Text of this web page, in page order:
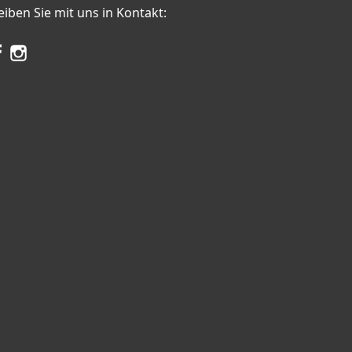
Sie mit uns in Kontakt: